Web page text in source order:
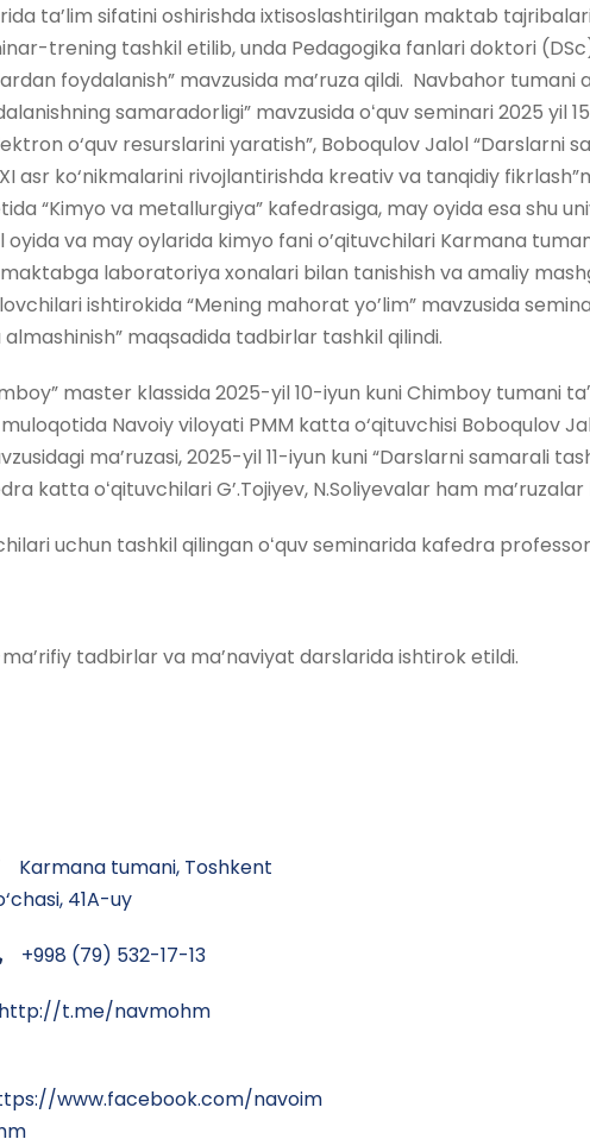
ta’lim sifatini oshirishda ixtisoslashtirilgan maktab
trening tashkil etilib, unda Pedagogika fanlari doktori
foydalanish” mavzusida ma’ruza qildi. Navbahor tumani
samaradorligi” mavzusida oʻquv seminari 2025 yil
o‘quv resurslarini yaratish”, Boboqulov Jalol “Darslarni
asr ko‘nikmalarini rivojlantirishda kreativ va tanqidiy
“Kimyo va metallurgiya” kafedrasiga, may oyida esa shu
va may oylarida kimyo fani o’qituvchilari Karmana
laboratoriya xonalari bilan tanishish va amaliy
ishtirokida “Mening mahorat yo’lim” mavzusida
maqsadida tadbirlar tashkil qilindi.
master klassida 2025-yil 10-iyun kuni Chimboy tumani
Navoiy viloyati PMM katta o‘qituvchisi Boboqulov
ma’ruzasi, 2025-yil 11-iyun kuni “Darslarni samarali
katta oʻqituvchilari G’.Tojiyev, N.Soliyevalar ham
uchun tashkil qilingan oʻquv seminarida kafedra
tadbirlar va ma’naviyat darslarida ishtirok etildi.
Karmana tumani, Toshkent
41A-uy
+998 (79) 532-17-13
http://t.me/navmohm
www.facebook.com/navoim